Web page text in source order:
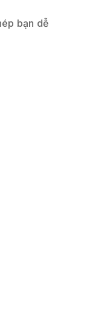
bạn dễ